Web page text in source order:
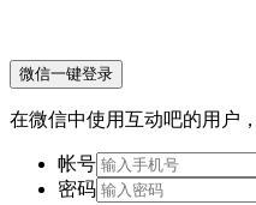
微信一键登录
在微信中使用互动吧的用户
帐号
密码